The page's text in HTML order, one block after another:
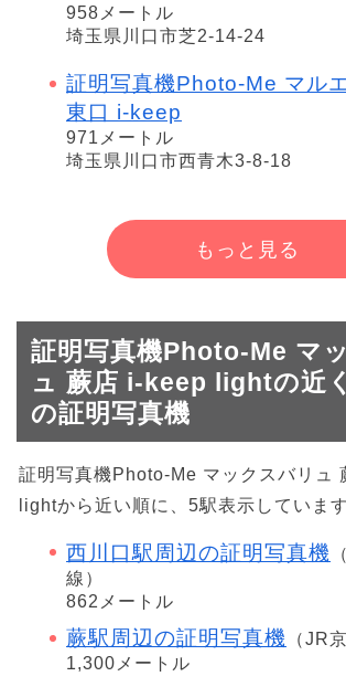
958メートル
埼玉県川口市芝2-14-24
証明写真機Photo-Me マル
東口 i-keep
971メートル
埼玉県川口市西青木3-8-18
もっと見る
証明写真機Photo-Me マ
ュ 蕨店 i-keep lightの近
の証明写真機
証明写真機Photo-Me マックスバリュ
lightから近い順に、5駅表示しています
西川口駅周辺の証明写真機
線）
862メートル
蕨駅周辺の証明写真機
（JR
1,300メートル